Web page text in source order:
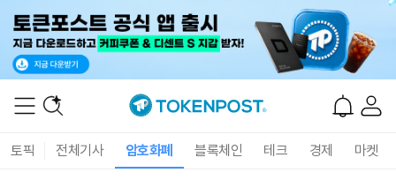
토픽 전체기사 암호화폐 블록체인 테크 경제 마켓
Solana (SOL) ₩105,163(+2.46%)